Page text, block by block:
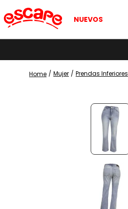
NUEVOS
Mujer Prendas Inferiores